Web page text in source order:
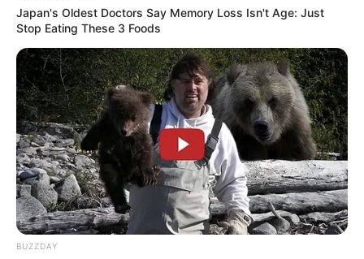
Japan's Oldest Doctors Say Memory Loss Isn't Age: Just
Stop Eating These 3 Foods
BUZZDAY